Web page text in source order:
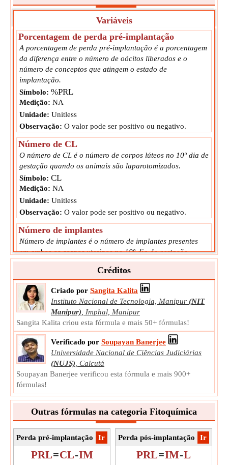
Variáveis
Porcentagem de perda pré-implantação
A porcentagem de perda pré-implantação é a porcentagem
da diferença entre o número de oócitos liberados e o
número de conceptos que atingem o estado de
implantação.
Símbolo: %PRL
Medição: NA
Unidade: Unitless
Observação: O valor pode ser positivo ou negativo.
Número de CL
O número de CL é o número de corpos lúteos no 10º dia de
gestação quando os animais são laparotomizados.
Símbolo: CL
Medição: NA
Unidade: Unitless
Observação: O valor pode ser positivo ou negativo.
Número de implantes
Número de implantes é o número de implantes presentes
em ambos os cornos uterinos no 10º dia de gestação
quando os animais são laparotomizados.
Medição:
Unidade:
Unitless
Observação:
O valor pode ser positivo ou negativo.
Créditos
Criado por Sangita Kalita
Instituto Nacional de Tecnologia, Manipur (NIT
Manipur)
Imphal, Manipur
Sangita Kalita criou esta fórmula e mais 50+ fórmulas!
Verificado por Soupayan Banerjee
Universidade Nacional de Ciências Judiciárias
(NUJS) Calcutá
Soupayan Banerjee verificou esta fórmula e mais 900+
fórmulas!
Outras fórmulas na categoria Fitoquímica
​Ir
Perda pré-implantação
PRL=CL-IM
​Ir
Perda pós-implantação
PRL=IM-L